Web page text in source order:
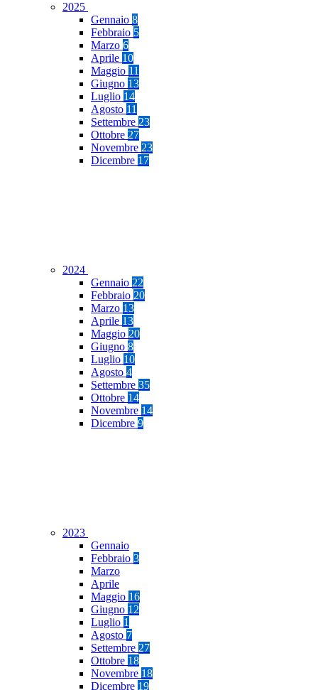
2025
Gennaio 8
Febbraio 5
Marzo 6
Aprile 10
Maggio 11
Giugno 13
Luglio 14
Agosto 11
Settembre 23
Ottobre 27
Novembre 23
Dicembre 17
2024
Gennaio 22
Febbraio 20
Marzo 13
Aprile 13
Maggio 20
Giugno 8
Luglio 10
Agosto 4
Settembre 35
Ottobre 14
Novembre 14
Dicembre 9
2023
Gennaio
Febbraio 3
Marzo
Aprile
Maggio 16
Giugno 12
Luglio 1
Agosto 7
Settembre 27
Ottobre 18
Novembre 18
Dicembre 19